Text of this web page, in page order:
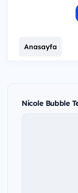
Anasayfa
Nicole Bubble